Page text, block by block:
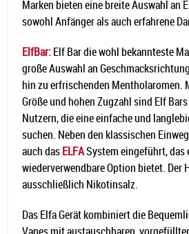
Marken bieten eine breite Auswahl an
sowohl Anfänger als auch erfahrene
ElfBar:Elf Bar die wohl bekannteste
große Auswahl an
hin zu erfrischenden Mentholaromen.
Größe und hohen Zugzahl sind Elf
Nutzern, die eine einfache und
suchen. Neben den klassischen
auch dasELFASystem eingeführt, das
wiederverwendbare Option bietet. Der
ausschließlich Nikotinsalz.
Das Elfa Gerät kombiniert die